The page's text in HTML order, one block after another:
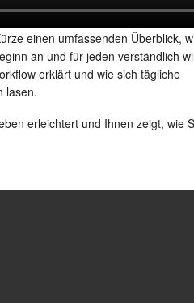
einen umfassenden Überblick,
an und für jeden verständlich
erklärt und wie sich tägliche
lasen.
erleichtert und Ihnen zeigt, wie